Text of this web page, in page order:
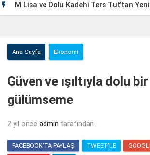
 M Lisa ve Dolu Kadehi Ters Tut’tan
Ana Sayfa Ekonomi
Güven ve ışıltıyla dolu bir
gülümseme
2 yıl önce admin tarafından
FACEBOOK'TA PAYLAŞ TWEET'LE